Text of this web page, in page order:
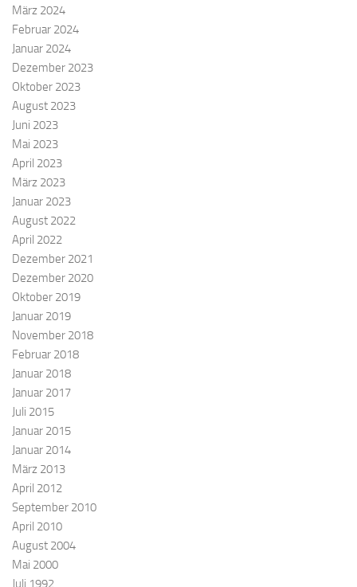
März 2024
Februar 2024
Januar 2024
Dezember 2023
Oktober 2023
August 2023
Juni 2023
Mai 2023
April 2023
März 2023
Januar 2023
August 2022
April 2022
Dezember 2021
Dezember 2020
Oktober 2019
Januar 2019
November 2018
Februar 2018
Januar 2018
Januar 2017
Juli 2015
Januar 2015
Januar 2014
März 2013
April 2012
September 2010
April 2010
August 2004
Mai 2000
Juli 1992